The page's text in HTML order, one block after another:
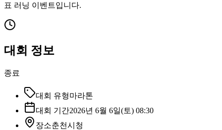
표 러닝 이벤트입니다.
대회 정보
종료
대회 유형마라톤
대회 기간2026년 6월 6일(토) 08:30
장소춘천시청